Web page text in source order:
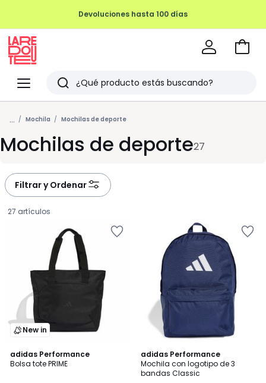
Devoluciones hasta 100 días
Menu
Redoute
Buscar
Últimos
artículos
vistos
Ir
... Mochila Mochilas de deporte
Mochilas de deporte27
Filtrar y Ordenar
27 artículos
New in
adidas Performance
Bolsa tote PRIME
4,9
/ 5
adidas Performance
Mochila con logotipo de 3
bandas Classic
4,9
/ 5